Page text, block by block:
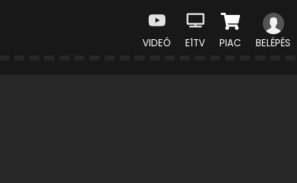
VIDEÓ E1TV PIAC BELÉPÉS